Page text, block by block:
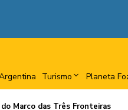
Turismo Planeta
Marco das Três Fronteiras